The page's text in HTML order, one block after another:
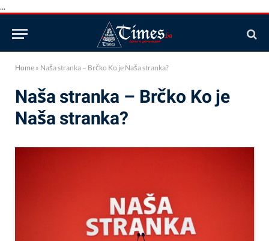
...
Home » Naša stranka – Brčko Ko je Naša stranka?
Naša stranka – Brčko Ko je
Naša stranka?